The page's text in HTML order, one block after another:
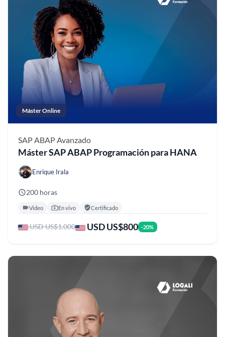
Máster Online
SAP ABAPAvanzado
Máster SAP ABAP Programación para HANA
Enrique Irala
200 horas
Video En vivo Certificado
USD US$1.000 USD US$800 -20%